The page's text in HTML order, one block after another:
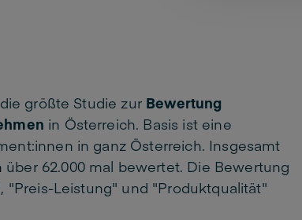
größte Studie zur Bewertung
in Österreich. Basis ist eine
in ganz Österreich. Insgesamt
62.000 mal bewertet. Die Bewertung
Leistung" und "Produktqualität"